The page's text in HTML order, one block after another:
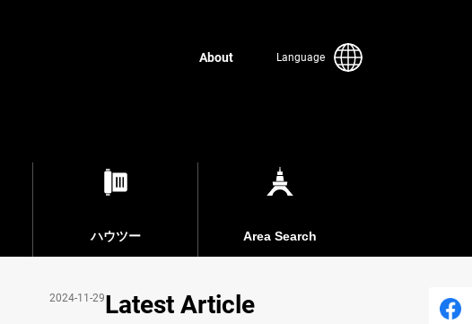
About Language
ハウツー Area Search
2024-11-29Latest Article